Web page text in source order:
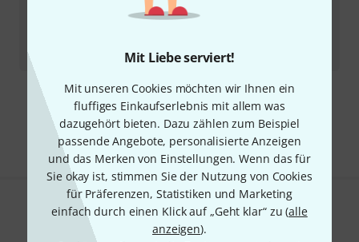
Mit Liebe serviert!
Mit unseren Cookies möchten wir Ihnen ein
fluffiges Einkaufserlebnis mit allem was
dazugehört bieten. Dazu zählen zum Beispiel
passende Angebote, personalisierte Anzeigen
und das Merken von Einstellungen. Wenn das für
Sie okay ist, stimmen Sie der Nutzung von Cookies
für Präferenzen, Statistiken und Marketing
einfach durch einen Klick auf „Geht klar“ zu (alle
anzeigen).
Nexadyne 6 3Pack B-Stock
€
Kostenloser Versand ab 29 €
Alle Preise inkl. MwSt.
Gefällt Ihnen, was Sie sehen?